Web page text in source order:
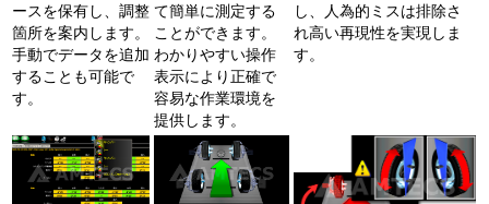
ースを保有し、調整
箇所を案内します。
手動でデータを追加
することも可能で
す。
て簡単に測定する
ことができます。
わかりやすい操作
表示により正確で
容易な作業環境を
提供します。
し、人為的ミスは排除さ
れ高い再現性を実現しま
す。